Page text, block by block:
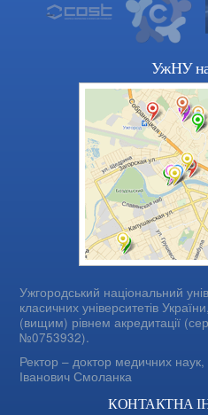
УжНУ
Ужгородський національний
класичних університетів
(вищим) рівнем акредитації
№0753932).
Ректор – доктор медичних
Іванович Смоланка
КОНТАКТНА